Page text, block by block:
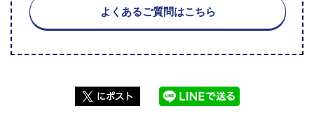
よくあるご質問はこちら